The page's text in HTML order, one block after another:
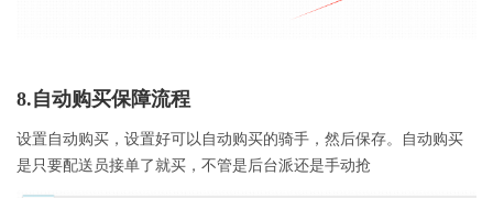
8.自动购买保障流程
设置自动购买，设置好可以自动购买的骑手，然后保存。自动购买
是只要配送员接单了就买，不管是后台派还是手动抢